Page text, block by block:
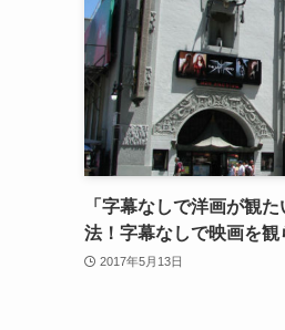
「字幕なしで洋画が観
法！字幕なしで映画を
2017年5月13日